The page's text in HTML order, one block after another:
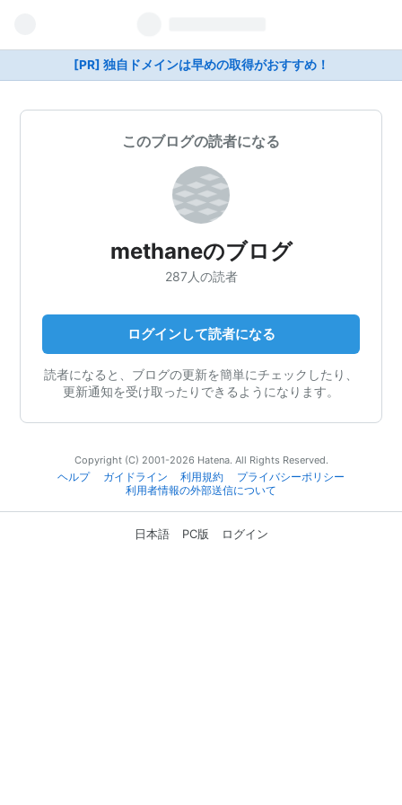
[PR] 独自ドメインは早めの取得がおすすめ！
このブログの読者になる
methaneのブログ
287人の読者
ログインして読者になる
読者になると、ブログの更新を簡単にチェックしたり、
更新通知を受け取ったりできるようになります。
Copyright (C) 2001-2026 Hatena. All Rights Reserved.
ヘルプ
ガイドライン 利用規約
プライバシーポリシー
利用者情報の外部送信について
日本語 PC版 ログイン